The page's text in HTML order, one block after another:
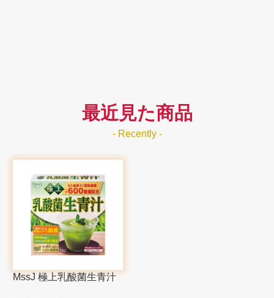
最近見た商品
- Recently -
MssJ 極上乳酸菌生青汁